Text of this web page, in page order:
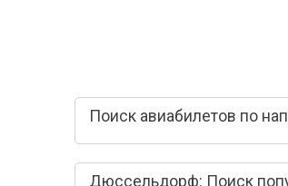
Поиск авиабилетов по
Дюссельдорф: Поиск